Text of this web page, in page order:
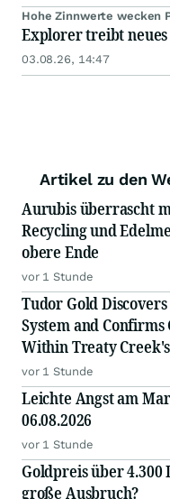
globales Netzwerk
erfolgreichen
Deren Company-
entscheidend und
Weitere Artikel
Seit 2009 gab es das nicht
Jetzt kippt der
gestern 14:32
Mehr Kupfer, doppelt so
Kupferfund wächst
gestern 13:30
Antimon & Gold in Kanada
Unabhängige
gestern 10:30
Brisant!
Iran fordert den US-